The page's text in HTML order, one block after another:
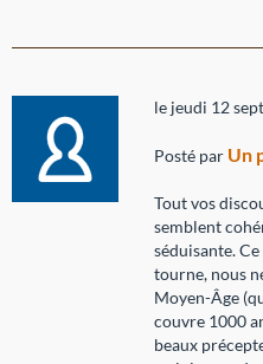
le jeudi 12
Posté par Un
Tout vos
semblent
séduisante.
tourne, nous
Moyen-Âge
couvre 1000
beaux